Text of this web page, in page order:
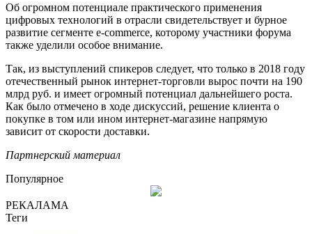
Об огромном потенциале практического применения
цифровых технологий в отрасли свидетельствует и бурное
развитие сегменте е-commerce, которому участники форума
также уделили особое внимание.
Так, из выступлений спикеров следует, что только в 2018 году
отечественный рынок интернет-торговли вырос почти на 190
млрд руб. и имеет огромный потенциал дальнейшего роста.
Как было отмечено в ходе дискуссий, решение клиента о
покупке в том или ином интернет-магазине напрямую
зависит от скорости доставки.
Партнерский материал
Популярное
РЕКАЛАМА
Теги